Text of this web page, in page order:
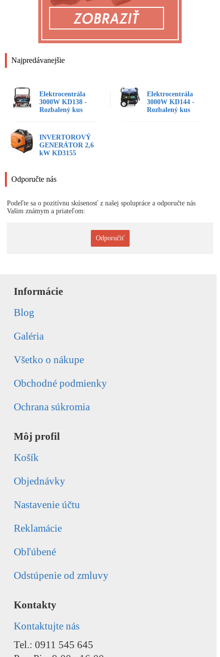
Najpredávanejšie
Elektrocentrála
3000W KD138 -
Rozbalený kus
Elektrocentrála
3000W KD144 -
Rozbalený kus
INVERTOROVÝ
GENERÁTOR 2,6
kW KD3155
Odporučte nás
Podeľte sa o pozitívnu skúsenosť z našej spolupráce a odporučte nás
Vašim známym a priateľom:
Odporučiť
Informácie
Blog
Galéria
Všetko o nákupe
Obchodné podmienky
Ochrana súkromia
Môj profil
Košík
Objednávky
Nastavenie účtu
Reklamácie
Obľúbené
Odstúpenie od zmluvy
Kontakty
Kontaktujte nás
Tel.: 0911 545 645